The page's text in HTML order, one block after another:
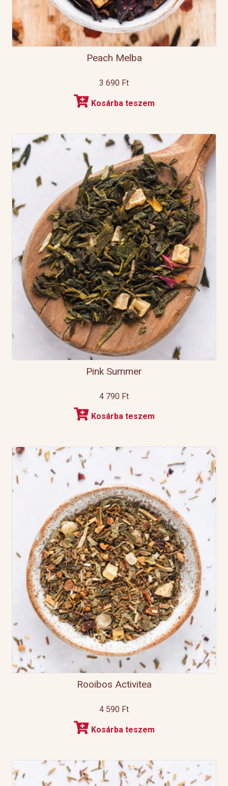
Peach Melba
3 690 Ft
Kosárba teszem
Pink Summer
4 790 Ft
Kosárba teszem
Rooibos Activitea
4 590 Ft
Kosárba teszem